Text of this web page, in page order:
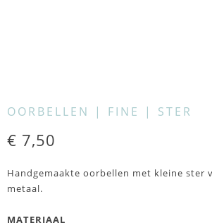
OORBELLEN | FINE | STER
€ 7,50
Handgemaakte oorbellen met kleine ster
metaal.
MATERIAAL